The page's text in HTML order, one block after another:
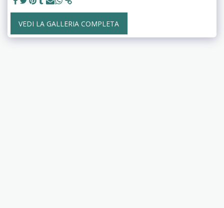
VEDI LA GALLERIA COMPLETA